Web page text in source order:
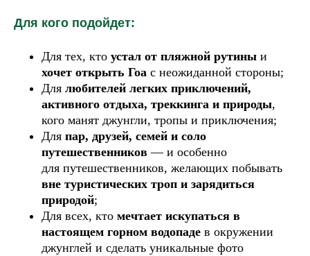
Для кого подойдет:
Для тех, кто устал от пляжной рутины и
хочет открыть Гоа с неожиданной стороны;
Для любителей легких приключений,
активного отдыха, треккинга и природы,
кого манят джунгли, тропы и приключения;
Для пар, друзей, семей и соло
путешественников— и особенно
для путешественников, желающих побывать
вне туристических троп и зарядиться
природой;
Для всех, кто мечтает искупаться в
настоящем горном водопаде в окружении
джунглей и сделать уникальные фото